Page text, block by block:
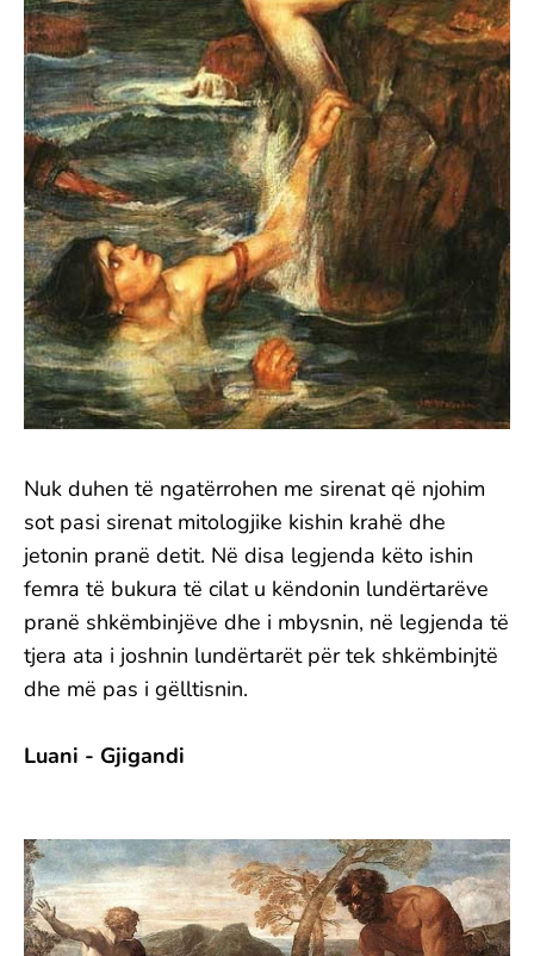
Nuk duhen të ngatërrohen me sirenat që njohim
sot pasi sirenat mitologjike kishin krahë dhe
jetonin pranë detit. Në disa legjenda këto ishin
femra të bukura të cilat u këndonin lundërtarëve
pranë shkëmbinjëve dhe i mbysnin, në legjenda të
tjera ata i joshnin lundërtarët për tek shkëmbinjtë
dhe më pas i gëlltisnin.
Luani - Gjigandi